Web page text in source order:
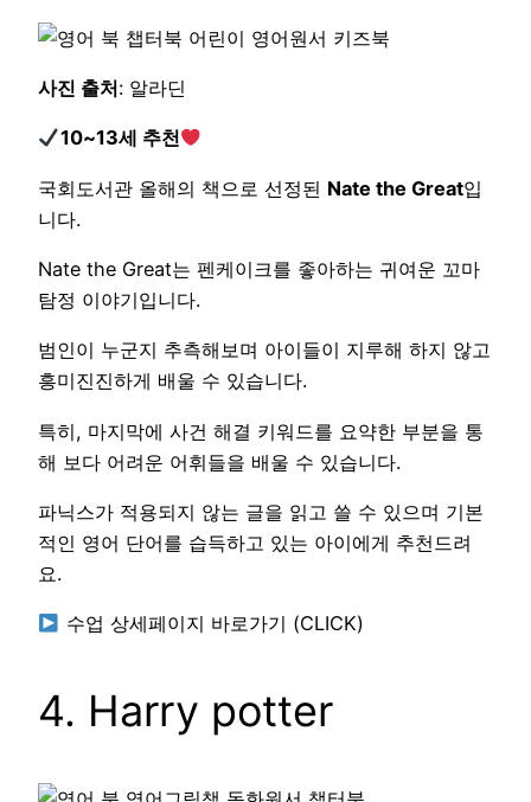
사진 출처: 알라딘
10~13세 추천
국회도서관 올해의 책으로 선정된 Nate the Great입
니다.
Nate the Great는 펜케이크를 좋아하는 귀여운 꼬마
탐정 이야기입니다.
범인이 누군지 추측해보며 아이들이 지루해 하지 않고
흥미진진하게 배울 수 있습니다.
특히, 마지막에 사건 해결 키워드를 요약한 부분을 통
해 보다 어려운 어휘들을 배울 수 있습니다.
파닉스가 적용되지 않는 글을 읽고 쓸 수 있으며 기본
적인 영어 단어를 습득하고 있는 아이에게 추천드려
요.
수업 상세페이지 바로가기 (CLICK)
4. Harry potter